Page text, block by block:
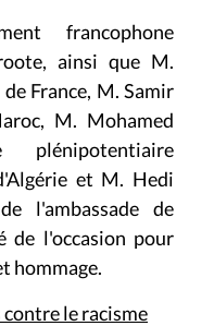
francophone
ainsi que M.
France, M. Samir
M. Mohamed
et M. Hedi
l'ambassade de
de l'occasion pour
hommage.
le racisme